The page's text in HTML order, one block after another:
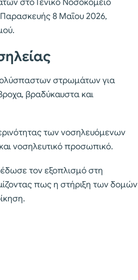
στο Γενικό Νοσοκομείο
8 Μαΐου 2026,
στρωμάτων για
βραδύκαυστα και
των νοσηλευόμενων
νοσηλευτικό προσωπικό.
τον εξοπλισμό στη
πως η στήριξη των δομών